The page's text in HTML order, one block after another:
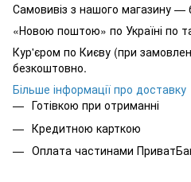
Самовивіз з нашого магазину —
«Новою поштою» по Україні по
Кур'єром по Києву (при
безкоштовно.
Більше інформації про доставку
Готівкою при отриманні
Кредитною карткою
Оплата частинами